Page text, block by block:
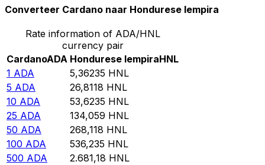
Converteer Cardano naar Hondurese lempira
Rate information of ADA/HNL
currency pair
CardanoADA Hondurese lempiraHNL
1 ADA 5,36235 HNL
5 ADA 26,8118 HNL
10 ADA 53,6235 HNL
25 ADA 134,059 HNL
50 ADA 268,118 HNL
100 ADA 536,235 HNL
500 ADA 2.681,18 HNL